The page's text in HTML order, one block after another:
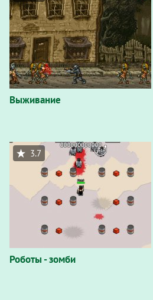
Выживание
Роботы - зомби
3.7